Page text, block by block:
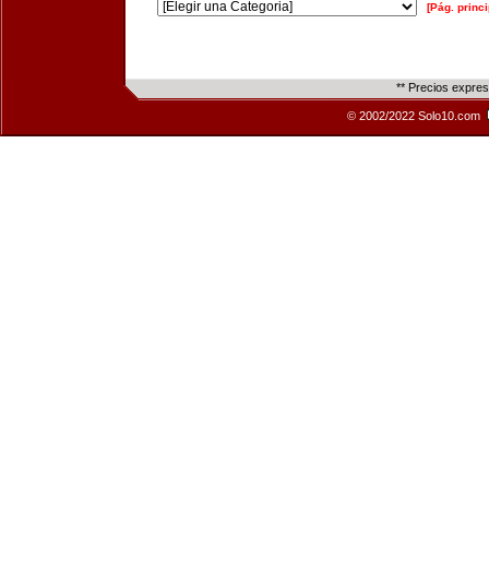
[Pág.
** Precios
© 2002/2022 Solo10.com